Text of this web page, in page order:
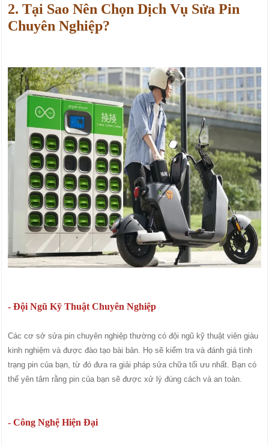
2. Tại Sao Nên Chọn Dịch Vụ Sửa Pin
Chuyên Nghiệp?
- Đội Ngũ Kỹ Thuật Chuyên Nghiệp
Các cơ sở sửa pin chuyên nghiệp thường có đội ngũ kỹ thuật viên giàu
kinh nghiệm và được đào tạo bài bản. Họ sẽ kiểm tra và đánh giá tình
trạng pin của bạn, từ đó đưa ra giải pháp sửa chữa tối ưu nhất. Bạn có
thể yên tâm rằng pin của bạn sẽ được xử lý đúng cách và an toàn.
- Công Nghệ Hiện Đại